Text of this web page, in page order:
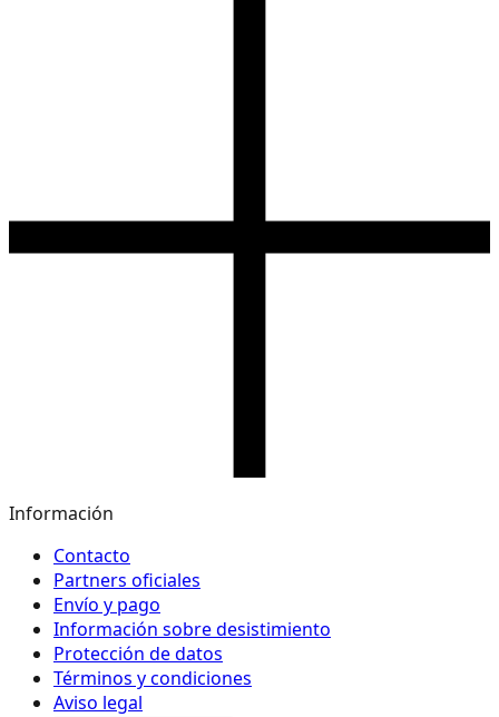
Información
Contacto
Partners oficiales
Envío y pago
Información sobre desistimiento
Protección de datos
Términos y condiciones
Aviso legal